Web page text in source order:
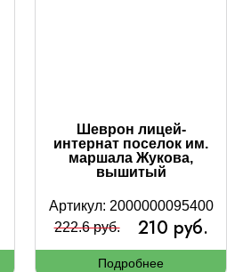
Шеврон лицей-
интернат поселок им.
маршала Жукова,
вышитый
Артикул: 2000000095400
222.6 руб.
210 руб.
Подробнее